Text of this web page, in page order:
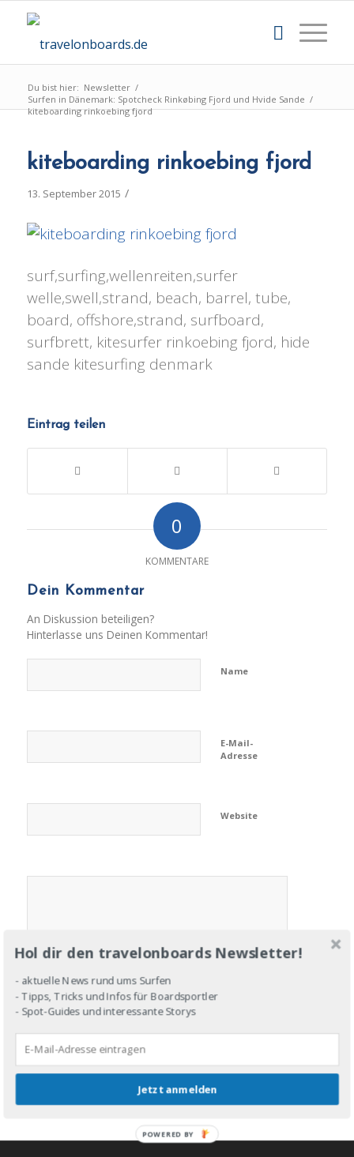
Du bist hier: Newsletter /
Surfen in Dänemark: Spotcheck Rinkøbing Fjord und Hvide Sande /
kiteboarding rinkoebing fjord
kiteboarding rinkoebing fjord
13. September 2015 /
surf,surfing,wellenreiten,surfer
welle,swell,strand, beach, barrel, tube,
board, offshore,strand, surfboard,
surfbrett, kitesurfer rinkoebing fjord, hide
sande kitesurfing denmark
Eintrag teilen
0
KOMMENTARE
Dein Kommentar
An Diskussion beteiligen?
Hinterlasse uns Deinen Kommentar!
Name
E-Mail-
Adresse
Website
Hol dir den travelonboards Newsletter!
- aktuelle News rund ums Surfen
- Tipps, Tricks und Infos für Boardsportler
- Spot-Guides und interessante Storys
Jetzt anmelden
POWERED BY